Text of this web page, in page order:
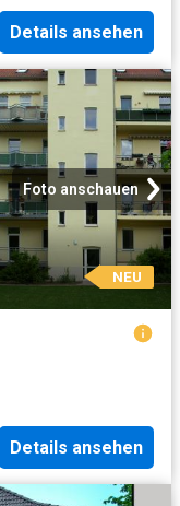
Details ansehen
Foto anschauen
NEU
Details ansehen